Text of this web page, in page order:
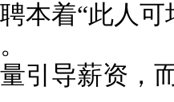
本着“此人
引导薪资，